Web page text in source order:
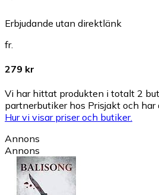
Erbjudande utan direktlänk
fr.
279 kr
Vi har hittat produkten i totalt 2
partnerbutiker hos Prisjakt och
Hur vi visar priser och butiker.
Annons
Annons